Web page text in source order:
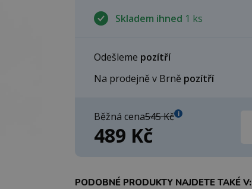
Skladem ihned 1 ks
Odešleme pozítří
Na prodejně v Brně pozítří
489 Kč
Běžná cena545 Kč i
PODOBNÉ PRODUKTY NAJDETE TAKÉ V: